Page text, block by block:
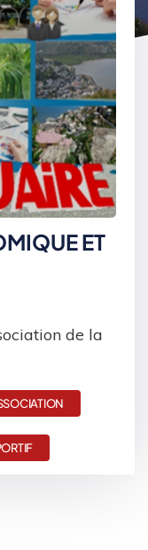
ET
de la